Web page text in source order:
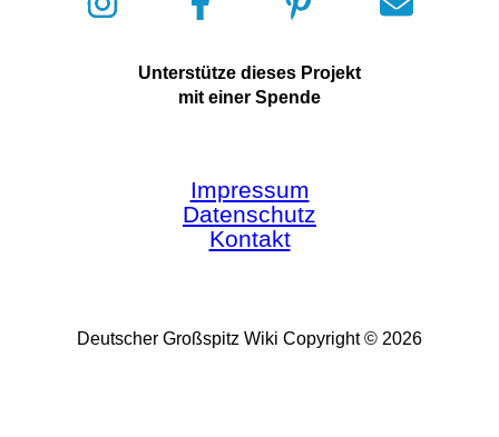
Unterstütze dieses Projekt
mit einer Spende
Impressum
Datenschutz
Kontakt
Deutscher Großspitz Wiki Copyright © 2026